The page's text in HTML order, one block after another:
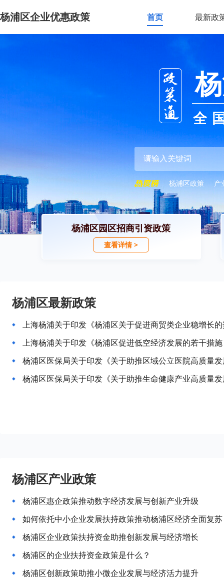
杨浦区企业优惠政策 首页 最新政
全
杨浦区政策 产
杨浦区园区招商引资政策
查看详情 >
杨浦区最新政策
上海杨浦关于印发《杨浦区关于促进商贸类企业稳增长
上海杨浦关于印发《杨浦区促进低空经济发展的若干措
杨浦区产业政策
杨浦区惠企政策推动数字经济发展与创新产业升级
如何依托中小企业发展扶持政策推动杨浦区经济全面复
杨浦区企业政策扶持资金助推创新发展与经济增长
杨浦区的企业扶持资金政策是什么？
杨浦区创新政策助推小微企业发展与经济活力提升